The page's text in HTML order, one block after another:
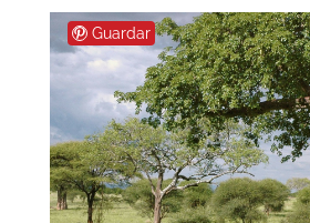
Guardar